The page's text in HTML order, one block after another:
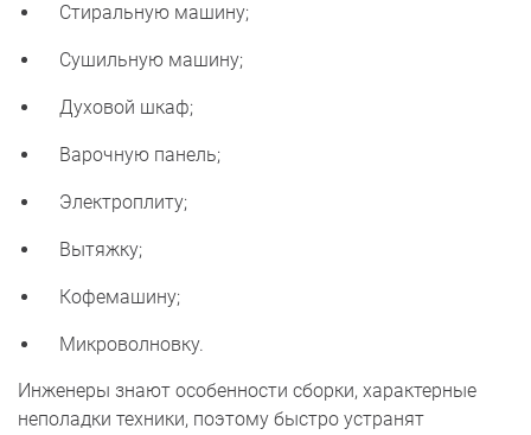
Стиральную машину;
Сушильную машину;
Духовой шкаф;
Варочную панель;
Электроплиту;
Вытяжку;
Кофемашину;
Микроволновку.
Инженеры знают особенности сборки, характерные
неполадки техники, поэтому быстро устранят